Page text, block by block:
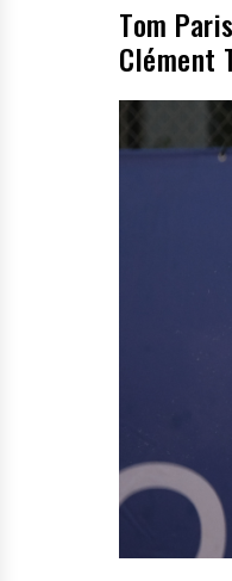
Tom
Clément